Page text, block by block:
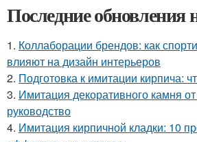
Последние обновления
1. Коллаборации брендов: как
влияют на дизайн интерьеров
2. Подготовка к имитации кирпича:
3. Имитация декоративного камня
руководство
4. Имитация кирпичной кладки: 10